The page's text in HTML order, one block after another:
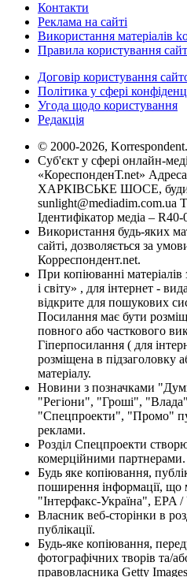
Контакти
Реклама на сайті
Використання матеріалів
Правила користування
Договір користування
Політика у сфері
Угода щодо користування
Редакція
© 2000-2026,
Суб'єкт у сфері онлайн-
«КореспонденТ.net»
ХАРКІВСЬКЕ ШОСЕ,
sunlight@mediadim.com.ua
Ідентифікатор медіа –
Використання будь-яких
сайті, дозволяється за
Корреспондент.net.
При копіюванні
і світу» , для інтернет -
відкрите для пошукових
Посилання має бути
повного або часткового
Гіперпосилання ( для
розміщена в підзаголовку
матеріалу.
Новини з позначками
"Регіони", "Гроші",
"Спецпроекти", "Промо"
реклами.
Розділ Спецпроекти
комерційними партнерами.
Будь яке копіювання,
поширення інформації, що
"Інтерфакс-Україна", EPA /
Власник веб-сторінки в
публікації.
Будь-яке копіювання,
фотографічних творів та/
правовласника Getty